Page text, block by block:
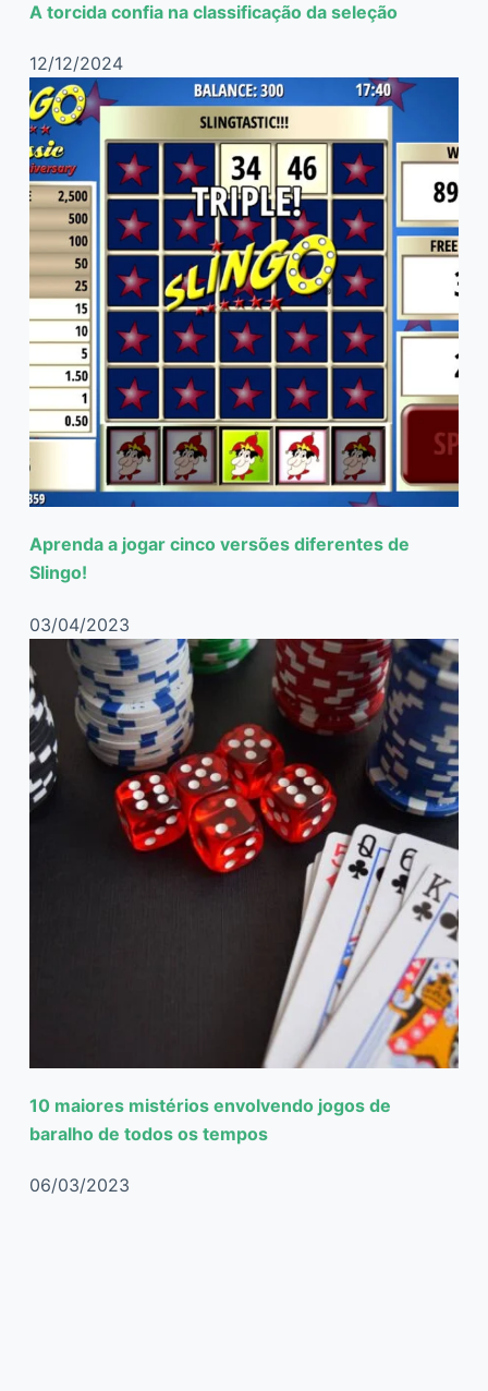
A torcida confia na classificação da seleção
12/12/2024
Aprenda a jogar cinco versões diferentes de
Slingo!
03/04/2023
10 maiores mistérios envolvendo jogos de
baralho de todos os tempos
06/03/2023